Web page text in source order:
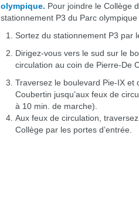
olympique. Pour joindre le Collège
stationnement P3 du Parc olympique
Sortez du stationnement P3 par
Dirigez-vous vers le sud sur le
circulation au coin de Pierre-De
Traversez le boulevard Pie-IX et
Coubertin jusqu’aux feux de
à 10 min. de marche).
Aux feux de circulation,
Collège par les portes d’entrée.